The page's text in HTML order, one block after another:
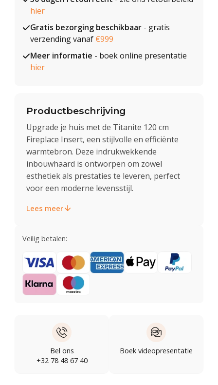
hier
Gratis bezorging beschikbaar - gratis
verzending vanaf €999
Meer informatie - boek online presentatie
hier
Productbeschrijving
Upgrade je huis met de Titanite 120 cm
Fireplace Insert, een stijlvolle en efficiënte
warmtebron. Deze indrukwekkende
inbouwhaard is ontworpen om zowel
esthetiek als prestaties te leveren, perfect
voor een moderne levensstijl.
Lees meer
Veilig betalen:
Bel ons
+32 78 48 67 40
Boek videopresentatie